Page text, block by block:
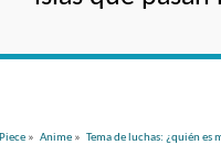
» Anime » Tema de luchas: ¿quién es